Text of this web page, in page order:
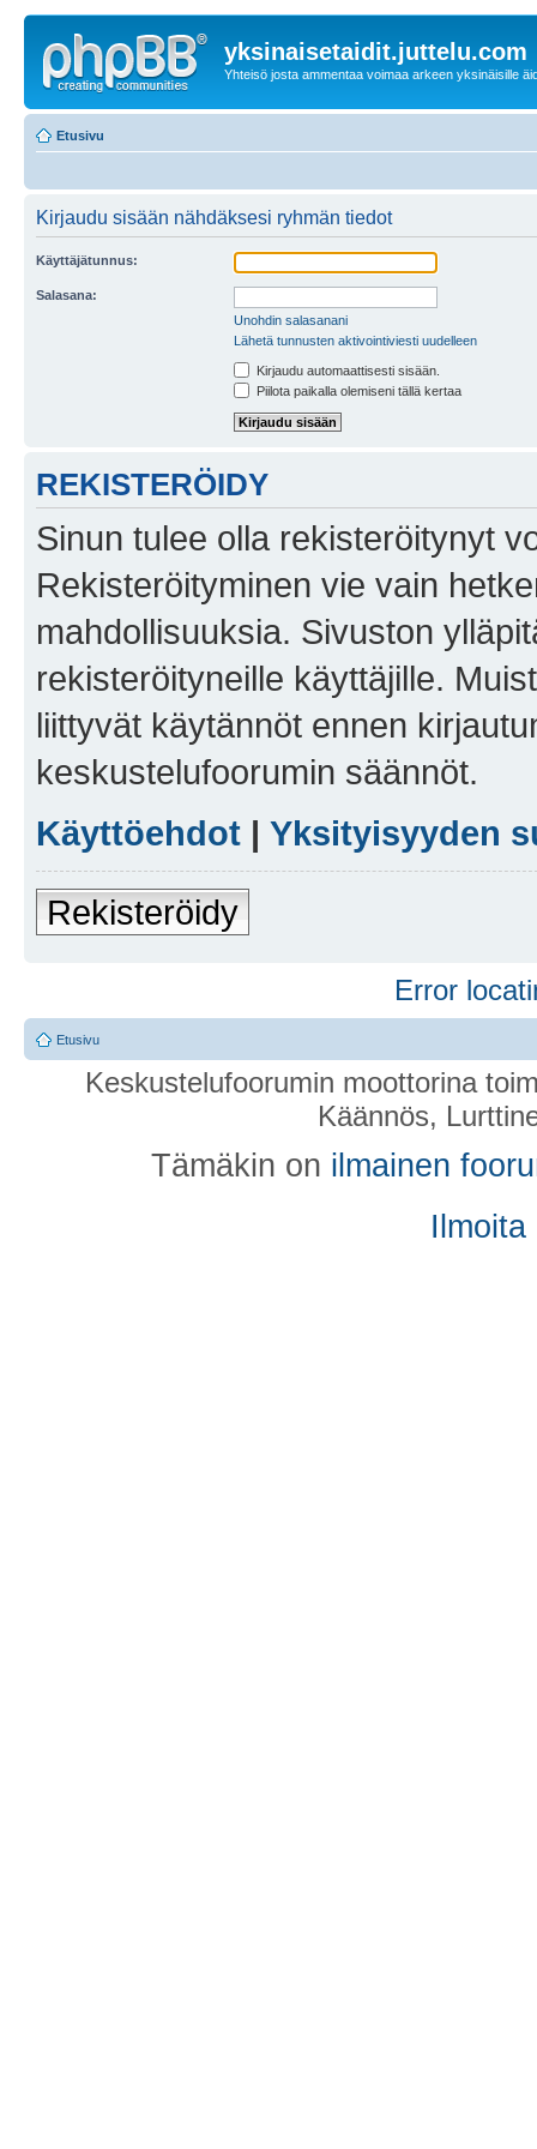
yksinaisetaidit.juttelu.com
Yhteisö josta ammentaa voimaa arkeen yksinäisille
Etusivu
Kirjaudu sisään nähdäksesi ryhmän tiedot
Käyttäjätunnus:
Salasana:
Unohdin salasanani
Lähetä tunnusten aktivointiviesti uudelleen
Kirjaudu automaattisesti sisään.
Piilota paikalla olemiseni tällä kertaa
REKISTERÖIDY
Sinun tulee olla rekisteröitynyt
Rekisteröityminen vie vain
mahdollisuuksia. Sivuston
rekisteröityneille käyttäjille.
liittyvät käytännöt ennen
keskustelufoorumin säännöt.
Käyttöehdot | Yksityisyyden
Rekisteröidy
Error
Etusivu
Keskustelufoorumin moottorina
Käännös,
Tämäkin on ilmainen